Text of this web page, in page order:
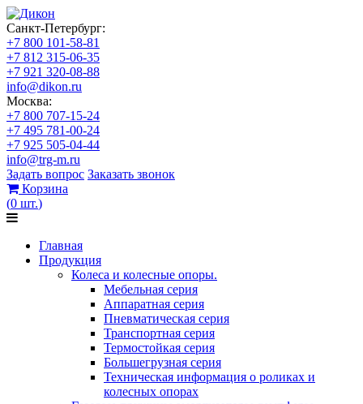
Санкт-Петербург:
+7 800 101-58-81
+7 812 315-06-35
+7 921 320-08-88
info@dikon.ru
Москва:
+7 800 707-15-24
+7 495 781-00-24
+7 925 505-04-44
info@trg-m.ru
Задать вопрос Заказать звонок
Корзина
(0 шт.)
Главная
Продукция
Колеса и колесные опоры.
Мебельная серия
Аппаратная серия
Пневматическая серия
Транспортная серия
Термостойкая серия
Большегрузная серия
Техническая информация о роликах и
колесных опорах